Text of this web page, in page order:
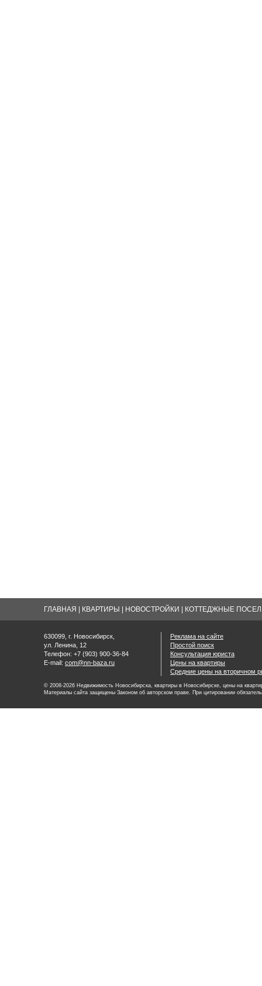
ГЛАВНАЯ КВАРТИРЫ НОВОСТРОЙКИ КОТТЕДЖНЫЕ
630099, г. Новосибирск,
ул. Ленина, 12
Телефон: +7 (903) 900-36-84
E-mail: com@nn-baza.ru
Реклама на сайте
Простой поиск
Консультация юриста
Цены на квартиры
Средние цены на вторичном
© 2008-2026 Недвижимость Новосибирска, квартиры в Новосибирске, цены на
Материалы сайта защищены Законом об авторском праве. При цитировании